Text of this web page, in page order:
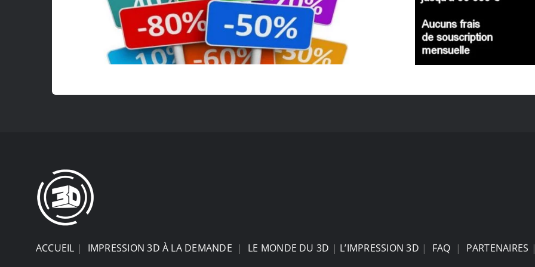
ACCUEIL | IMPRESSION 3D À LA DEMANDE | LE MONDE DU 3D | L’IMPRESSION 3D | FAQ | PARTENAIRES